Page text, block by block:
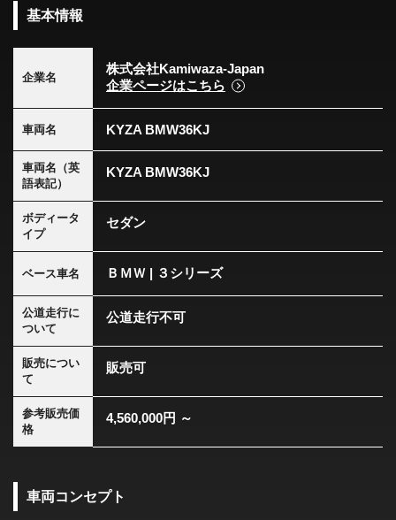
基本情報
企業名
株式会社Kamiwaza-Japan
企業ページはこちら
車両名 KYZA BMW36KJ
車両名（英
語表記）
KYZA BMW36KJ
ボディータ
イプ
セダン
ベース車名 ＢＭＷ | ３シリーズ
公道走行に
ついて
公道走行不可
販売につい
て
販売可
参考販売価
格
4,560,000円 ～
車両コンセプト